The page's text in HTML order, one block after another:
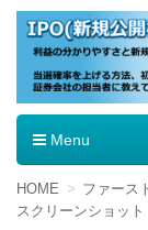
IPO（
Menu
コ
ン
HOME
ファース
スクリーンショッ